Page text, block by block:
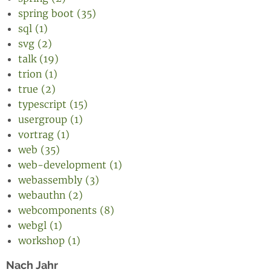
spring boot (35)
sql (1)
svg (2)
talk (19)
trion (1)
true (2)
typescript (15)
usergroup (1)
vortrag (1)
web (35)
web-development (1)
webassembly (3)
webauthn (2)
webcomponents (8)
webgl (1)
workshop (1)
Nach Jahr